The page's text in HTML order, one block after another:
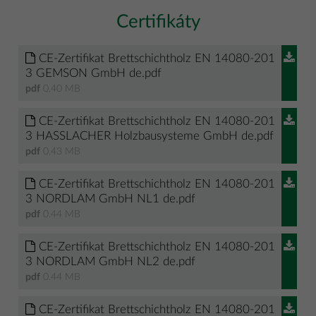
Certifikáty
CE-Zertifikat Brettschichtholz EN 14080-201
3 GEMSON GmbH de.pdf
pdf 0.40 MB
CE-Zertifikat Brettschichtholz EN 14080-201
3 HASSLACHER Holzbausysteme GmbH de.pdf
pdf 0.43 MB
CE-Zertifikat Brettschichtholz EN 14080-201
3 NORDLAM GmbH NL1 de.pdf
pdf 0.44 MB
CE-Zertifikat Brettschichtholz EN 14080-201
3 NORDLAM GmbH NL2 de.pdf
pdf 0.44 MB
CE-Zertifikat Brettschichtholz EN 14080-201